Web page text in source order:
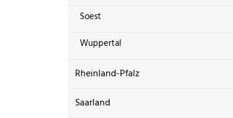
Soest
Wuppertal
Rheinland-Pfalz
Saarland